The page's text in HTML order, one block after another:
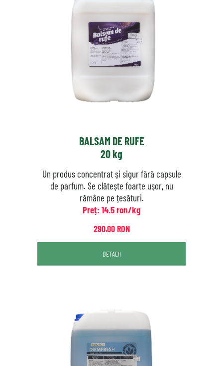
BALSAM DE RUFE
20 kg
Un produs concentrat și sigur fără capsule
de parfum. Se clătește foarte ușor, nu
rămâne pe țesături.
Preț: 14.5 ron/kg
290.00 RON
DETALII